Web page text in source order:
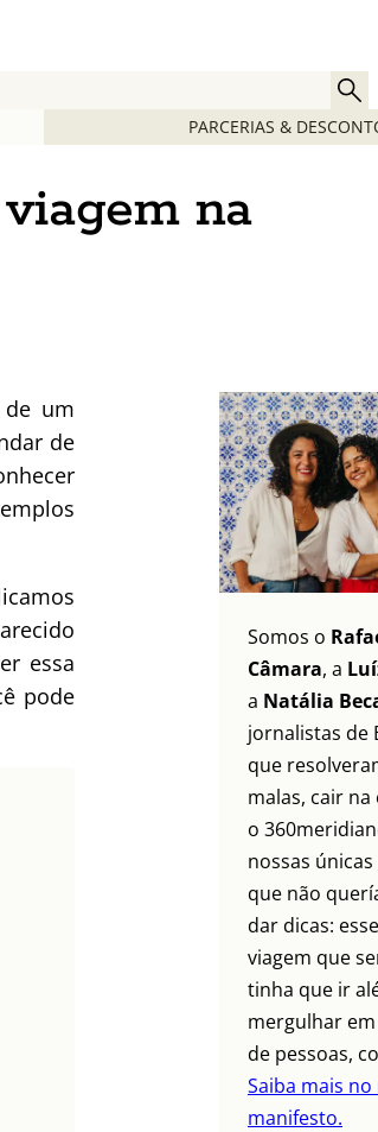
PARCERIAS &
na
um
de
essa
pode
Somos o
Câmara, a
a Natália
jornalistas de
que
malas, cair
o
nossas
que não
dar dicas:
viagem que
tinha que ir
mergulhar
de pessoas,
Saiba mais no
manifesto.